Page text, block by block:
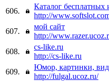
606.
Каталог бесплатных
http://
607.
мой сайт
http://
608.
cs-like.ru
http://cs-like.ru
609.
Юмор, картинки,
http://fulgal.ucoz.ru/